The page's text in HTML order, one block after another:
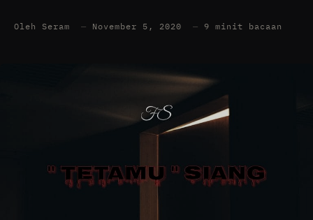
Oleh Seram — November 5, 2020 — 9 minit bacaan